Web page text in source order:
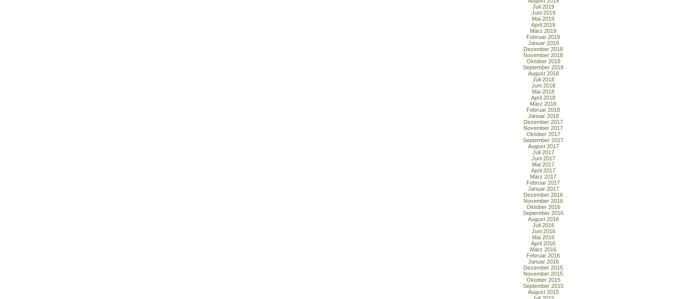
Juli 2019
Juni 2019
Mai 2019
April 2019
März 2019
Februar 2019
Januar 2019
Dezember 2018
November 2018
Oktober 2018
September 2018
August 2018
Juli 2018
Juni 2018
Mai 2018
April 2018
März 2018
Februar 2018
Januar 2018
Dezember 2017
November 2017
Oktober 2017
September 2017
August 2017
Juli 2017
Juni 2017
Mai 2017
April 2017
März 2017
Februar 2017
Januar 2017
Dezember 2016
November 2016
Oktober 2016
September 2016
August 2016
Juli 2016
Juni 2016
Mai 2016
April 2016
März 2016
Februar 2016
Januar 2016
Dezember 2015
November 2015
Oktober 2015
September 2015
August 2015